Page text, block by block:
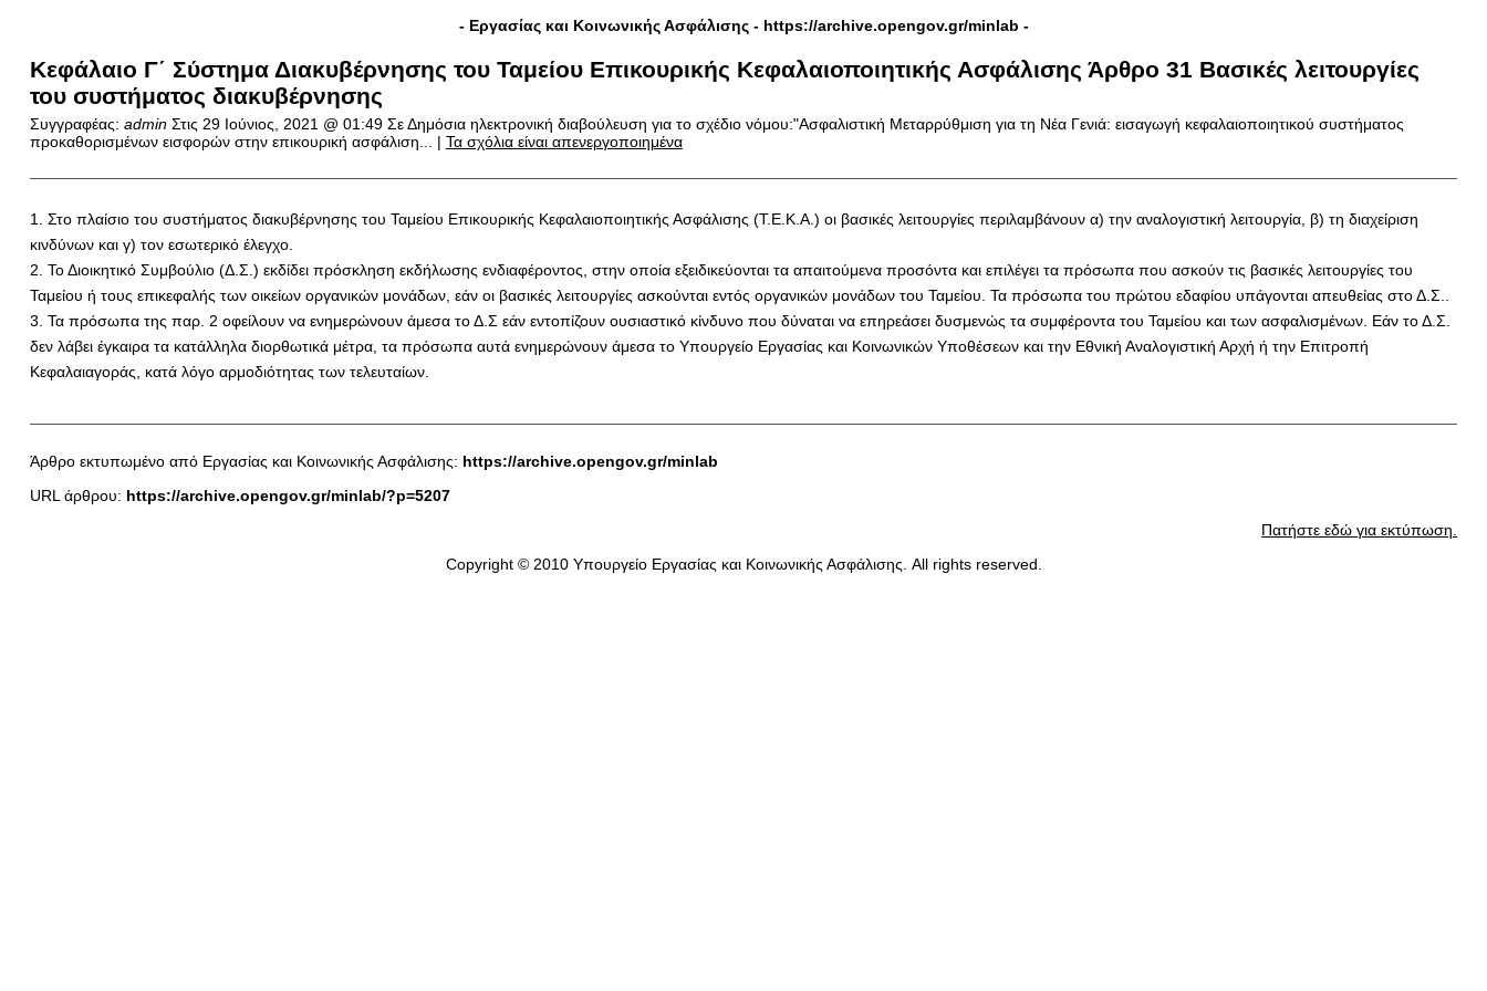
- Εργασίας και Κοινωνικής Ασφάλισης - https://archive.opengov.gr/minlab -
Κεφάλαιο Γ΄ Σύστημα Διακυβέρνησης του Ταμείου Επικουρικής Κεφαλαιοποιητικής Ασφάλισης Άρθρο 31 Βασικές λειτουργίες
του συστήματος διακυβέρνησης
Συγγραφέας: adminΣτις 29 Ιούνιος, 2021 @ 01:49 Σε Δημόσια ηλεκτρονική διαβούλευση για το σχέδιο νόμου:"Ασφαλιστική Μεταρρύθμιση για τη Νέα Γενιά: εισαγωγή κεφαλαιοποιητικού συστήματος
προκαθορισμένων εισφορών στην επικουρική ασφάλιση... | Τα σχόλια είναι απενεργοποιημένα
1. Στο πλαίσιο του συστήματος διακυβέρνησης του Ταμείου Επικουρικής Κεφαλαιοποιητικής Ασφάλισης (Τ.Ε.Κ.Α.) οι βασικές λειτουργίες περιλαμβάνουν α) την αναλογιστική λειτουργία, β) τη διαχείριση
κινδύνων και γ) τον εσωτερικό έλεγχο.
2. Το Διοικητικό Συμβούλιο (Δ.Σ.) εκδίδει πρόσκληση εκδήλωσης ενδιαφέροντος, στην οποία εξειδικεύονται τα απαιτούμενα προσόντα και επιλέγει τα πρόσωπα που ασκούν τις βασικές λειτουργίες του
Ταμείου ή τους επικεφαλής των οικείων οργανικών μονάδων, εάν οι βασικές λειτουργίες ασκούνται εντός οργανικών μονάδων του Ταμείου. Τα πρόσωπα του πρώτου εδαφίου υπάγονται απευθείας στο Δ.Σ..
3. Τα πρόσωπα της παρ. 2 οφείλουν να ενημερώνουν άμεσα το Δ.Σ εάν εντοπίζουν ουσιαστικό κίνδυνο που δύναται να επηρεάσει δυσμενώς τα συμφέροντα του Ταμείου και των ασφαλισμένων. Εάν το Δ.Σ.
δεν λάβει έγκαιρα τα κατάλληλα διορθωτικά μέτρα, τα πρόσωπα αυτά ενημερώνουν άμεσα το Υπουργείο Εργασίας και Κοινωνικών Υποθέσεων και την Εθνική Αναλογιστική Αρχή ή την Επιτροπή
Κεφαλαιαγοράς, κατά λόγο αρμοδιότητας των τελευταίων.
Άρθρο εκτυπωμένο από Εργασίας και Κοινωνικής Ασφάλισης: https://archive.opengov.gr/minlab
URL άρθρου: https://archive.opengov.gr/minlab/?p=5207
Πατήστε εδώ για εκτύπωση.
Copyright © 2010 Υπουργείο Εργασίας και Κοινωνικής Ασφάλισης. All rights reserved.